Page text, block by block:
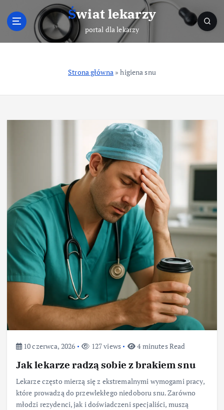
n
Świat lekarzy
portal dla lekarzy
Strona główna»higiena snu
10 czerwca, 2026 127 views 4 minutes Read
Jak lekarze radzą sobie z brakiem snu
Lekarze często mierzą się z ekstremalnymi wymogami pracy,
które prowadzą do przewlekłego niedoboru snu. Zarówno
młodzi rezydenci, jak i doświadczeni specjaliści, muszą